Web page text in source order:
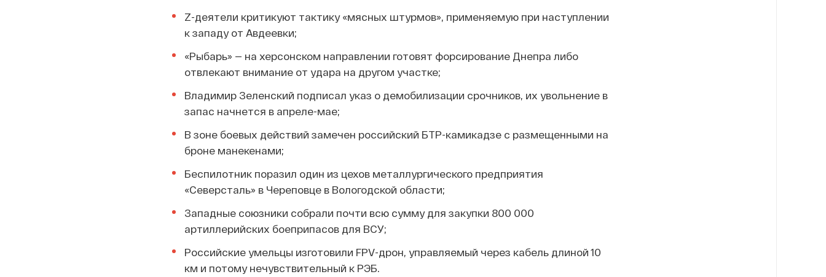
Z-деятели критикуют тактику «мясных штурмов», применяемую при наступлении
к западу от Авдеевки;
«Рыбарь» — на херсонском направлении готовят форсирование Днепра либо
отвлекают внимание от удара на другом участке;
Владимир Зеленский подписал указ о демобилизации срочников, их увольнение в
запас начнется в апреле-мае;
В зоне боевых действий замечен российский БТР-камикадзе с размещенными на
броне манекенами;
Беспилотник поразил один из цехов металлургического предприятия
«Северсталь» в Череповце в Вологодской области;
Западные союзники собрали почти всю сумму для закупки 800 000
артиллерийских боеприпасов для ВСУ;
Российские умельцы изготовили FPV-дрон, управляемый через кабель длиной 10
км и потому нечувствительный к РЭБ.